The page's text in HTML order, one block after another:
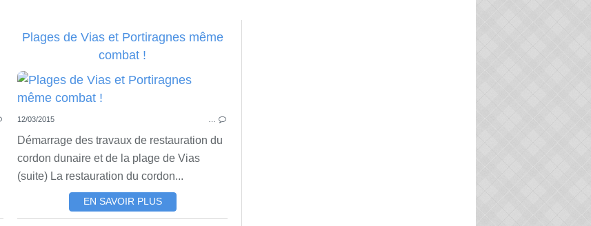
Plages de Vias et Portiragnes même
combat !
12/03/2015
Démarrage des travaux de restauration du
cordon dunaire et de la plage de Vias
(suite) La restauration du cordon...
EN SAVOIR PLUS